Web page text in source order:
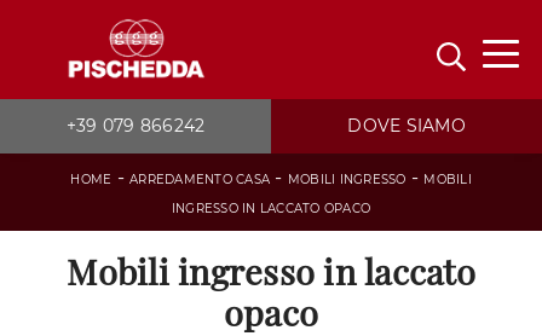
+39 079 866242 DOVE SIAMO
HOME - ARREDAMENTO CASA - MOBILI INGRESSO - MOBILI
INGRESSO IN LACCATO OPACO
Mobili ingresso in laccato
opaco